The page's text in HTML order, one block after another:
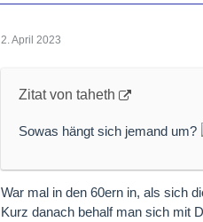
2. April 2023
Zitat von taheth
Sowas hängt sich jemand um?
War mal in den 60ern in, als sich
Kurz danach behalf man sich mit